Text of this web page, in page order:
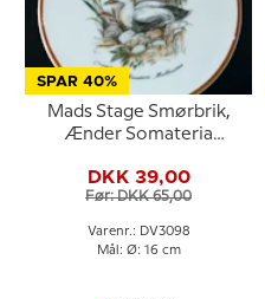
SPAR 40%
Mads Stage Smørbrik,
Ænder Somateria
DKK 39,00
Før: DKK 65,00
Varenr.: DV3098
Mål: Ø: 16 cm